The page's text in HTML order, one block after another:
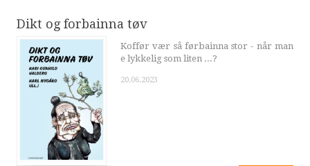
Dikt og forbainna tøv
Koffør vær så førbainna stor - når man
e lykkelig som liten ...?
20.06.2023